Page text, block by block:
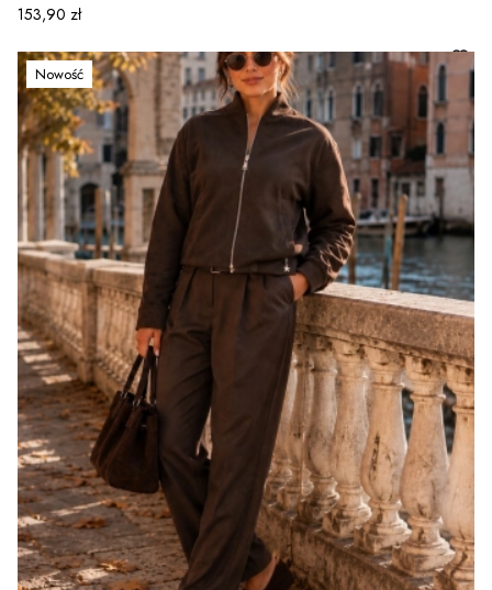
Cena
153,90 zł
Nowość